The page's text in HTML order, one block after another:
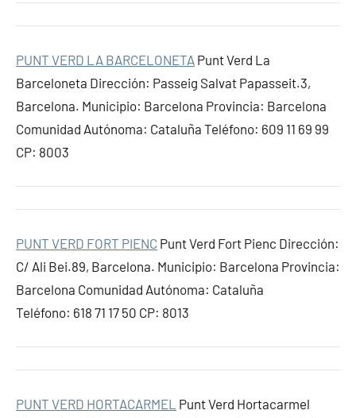
PUNT VERD LA BARCELONETA Punt Verd La
Barceloneta Dirección: Passeig Salvat Papasseit.3,
Barcelona. Municipio: Barcelona Provincia: Barcelona
Comunidad Autónoma: Cataluña Teléfono: 609 11 69 99
CP: 8003
PUNT VERD FORT PIENC Punt Verd Fort Pienc Dirección:
C/ Ali Bei.89, Barcelona. Municipio: Barcelona Provincia:
Barcelona Comunidad Autónoma: Cataluña
Teléfono: 618 71 17 50 CP: 8013
PUNT VERD HORTACARMEL Punt Verd Hortacarmel